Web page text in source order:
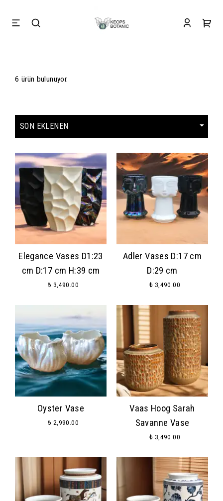
6 ürün bulunuyor.
Elegance Vases D1:23
cm D:17 cm H:39 cm
₺ 3,490.00
Adler Vases D:17 cm
D:29 cm
₺ 3,490.00
Oyster Vase
₺ 2,990.00
Vaas Hoog Sarah
Savanne Vase
₺ 3,490.00